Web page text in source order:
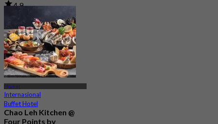
4.9
฿ 795
Phuket
Internasional
Buffet Hotel
Chao Leh Kitchen @
Four Points by